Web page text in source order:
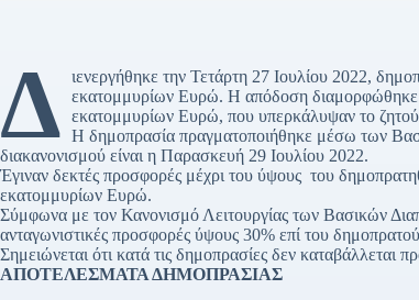
Δ ιενεργήθηκε την Τετάρτη 27 Ιουλίου 2022,
εκατομμυρίων Ευρώ. Η απόδοση
εκατομμυρίων Ευρώ, που υπερκά­λυψαν το
Η δημοπρασία πραγματοποιήθηκε μέσω των
διακανονισμού είναι η Παρασκευή 29 Ιουλίου 2022.
Έγιναν δεκτές προσφορές μέχρι του ύψους του
εκατομμυρίων Ευρώ.
Σύμφωνα με τον Κανονισμό Λειτουργίας των Βασικών
ανταγωνιστικές προσφορές ύψους 30% επί του
Σημειώνεται ότι κατά τις δημοπρασίες δεν καταβάλλεται
ΑΠΟΤΕΛΕΣΜΑΤΑ ΔΗΜΟΠΡΑΣΙΑΣ